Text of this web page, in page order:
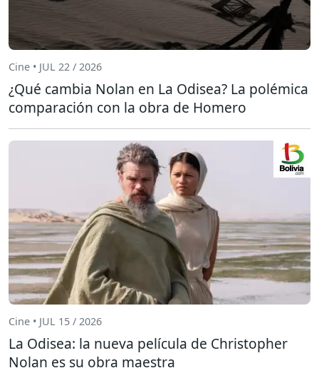
Cine • JUL 22 / 2026
¿Qué cambia Nolan en La Odisea? La polémica
comparación con la obra de Homero
Cine • JUL 15 / 2026
La Odisea: la nueva película de Christopher
Nolan es su obra maestra